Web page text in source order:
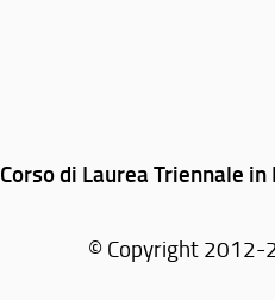
Corso di Laurea Triennale
© Copyright 2012-